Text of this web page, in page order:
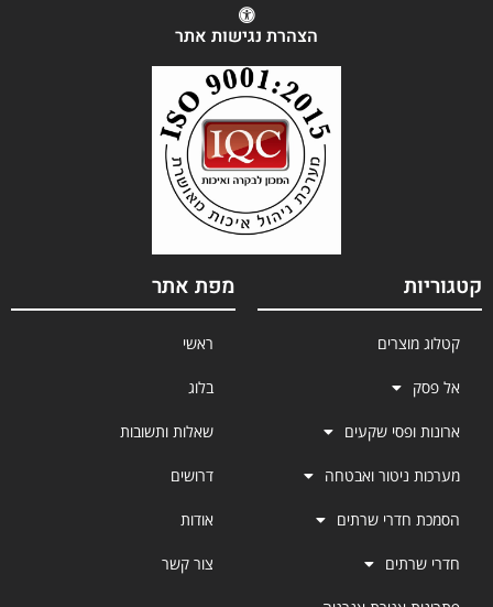
הצהרת נגישות אתר
קטגוריות
קטלוג מוצרים
אל פסק
ארונות ופסי שקעים
מערכות ניטור ואבטחה
הסמכת חדרי שרתים
חדרי שרתים
מפת אתר
ראשי
בלוג
שאלות ותשובות
דרושים
אודות
צור קשר